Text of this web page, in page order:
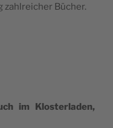
Bücher.
im Kloster­laden,